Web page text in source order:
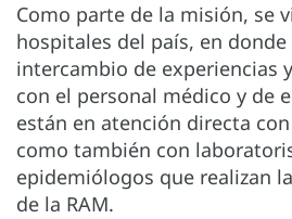
Como parte de la misión, se
hospitales del país, en
intercambio de experiencias
con el personal médico y de
están en atención directa
como también con
epidemiólogos que realizan
de la RAM.